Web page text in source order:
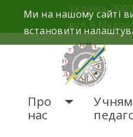
Україна,
вул.
Про
нас
Учням
Ми на нашому сайті
встановити